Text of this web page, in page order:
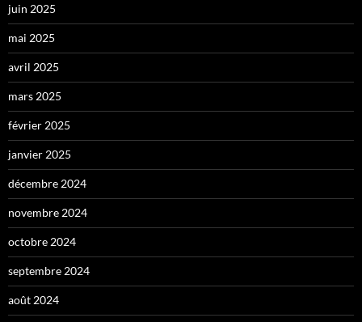
juin 2025
mai 2025
avril 2025
mars 2025
février 2025
janvier 2025
décembre 2024
novembre 2024
octobre 2024
septembre 2024
août 2024